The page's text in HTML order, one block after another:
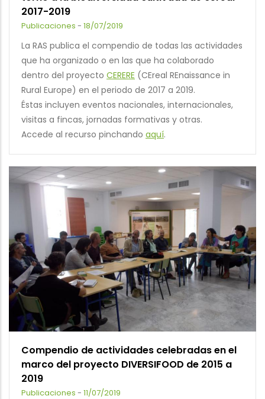
2017-2019
Publicaciones - 18/07/2019
La RAS publica el compendio de todas las actividades
que ha organizado o en las que ha colaborado
dentro del proyecto CERERE (CEreal REnaissance in
Rural Europe) en el periodo de 2017 a 2019.
Éstas incluyen eventos nacionales, internacionales,
visitas a fincas, jornadas formativas y otras.
Accede al recurso pinchando aquí.
Compendio de actividades celebradas en el
marco del proyecto DIVERSIFOOD de 2015 a
2019
Publicaciones - 11/07/2019